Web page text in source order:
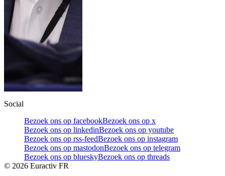
Social
Bezoek ons op facebookBezoek ons op x
Bezoek ons op linkedinBezoek ons op youtube
Bezoek ons op rss-feedBezoek ons op instagram
Bezoek ons op mastodonBezoek ons op telegram
Bezoek ons op blueskyBezoek ons op threads
© 2026 Euractiv FR